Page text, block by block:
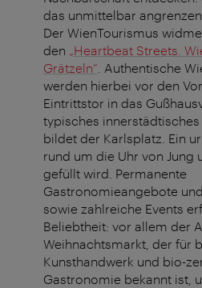
das unmittelbar
Der WienTourismus
den „Heartbeat Streets.
Grätzeln” . Authentische
werden hierbei vor den
Eintrittstor in das
typisches innerstädtisches
bildet der Karlsplatz. Ein
rund um die Uhr von Jung
gefüllt wird. Permanente
Gastronomieangebote
sowie zahlreiche Events
Beliebtheit: vor allem der
Weihnachtsmarkt, der für
Kunsthandwerk und bio-
Gastronomie bekannt ist,